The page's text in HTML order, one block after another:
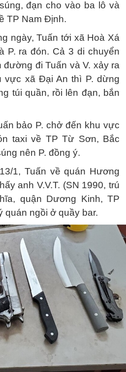
đạn cho vào ba lô và
TP Nam Định.
ngày, Tuấn tới xã Hoà Xá
P. ra đón. Cả 3 di chuyển
đường đi Tuấn và V. xảy ra
vực xã Đại An thì P. dừng
túi quần, rồi lên đạn, bắn
bảo P. chở đến khu vực
taxi về TP Từ Sơn, Bắc
nên P. đồng ý.
1, Tuấn về quán Hương
anh V.V.T. (SN 1990, trú
quận Dương Kinh, TP
quán ngồi ở quầy bar.